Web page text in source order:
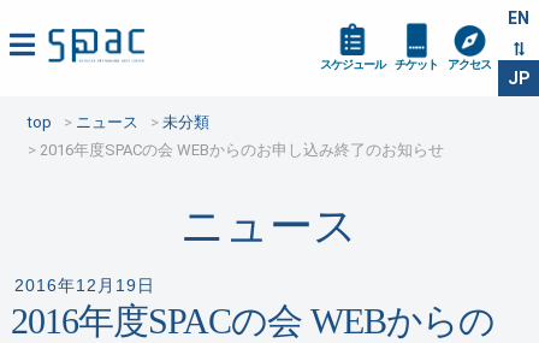
EN
JP
スケジュール チケット アクセス
top ニュース
未分類
2016年度SPACの会 WEBからのお申し込み終了のお知らせ
ニュース
2016年12月19日
2016年度SPACの会 WEBからの